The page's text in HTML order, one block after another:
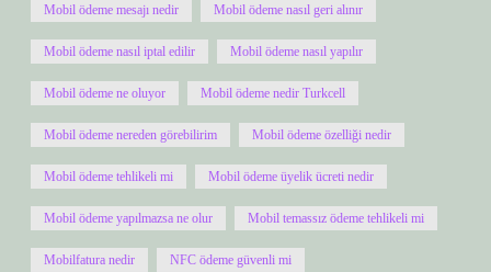
Mobil ödeme mesajı nedir Mobil ödeme nasıl geri alınır
Mobil ödeme nasıl iptal edilir Mobil ödeme nasıl yapılır
Mobil ödeme ne oluyor Mobil ödeme nedir Turkcell
Mobil ödeme nereden görebilirim Mobil ödeme özelliği nedir
Mobil ödeme tehlikeli mi Mobil ödeme üyelik ücreti nedir
Mobil ödeme yapılmazsa ne olur Mobil temassız ödeme tehlikeli mi
Mobilfatura nedir NFC ödeme güvenli mi